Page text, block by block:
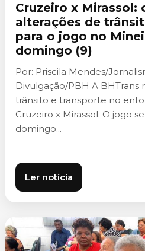
Cruzeiro x Mirassol:
alterações de
para o jogo no
domingo (9)
Por: Priscila Mendes/
Divulgação/PBH A BHTrans
trânsito e transporte no
Cruzeiro x Mirassol. O jogo
domingo...
Ler notícia